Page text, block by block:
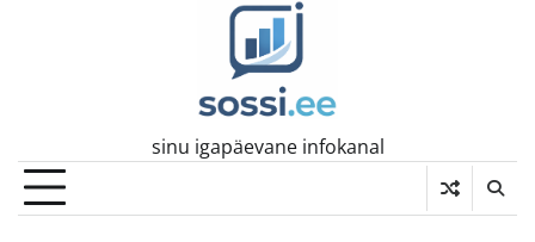
sinu igapäevane infokanal